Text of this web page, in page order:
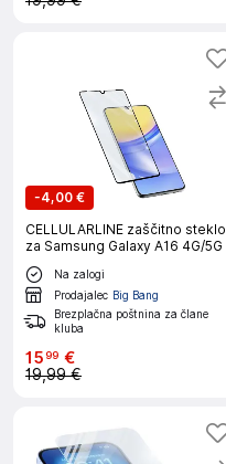
-4,00 €
CELLULARLINE zaščitno steklo
za Samsung Galaxy A16 4G/5G
Na zalogi
Prodajalec Big Bang
Brezplačna poštnina za člane
kluba
1599 €
19,99 €